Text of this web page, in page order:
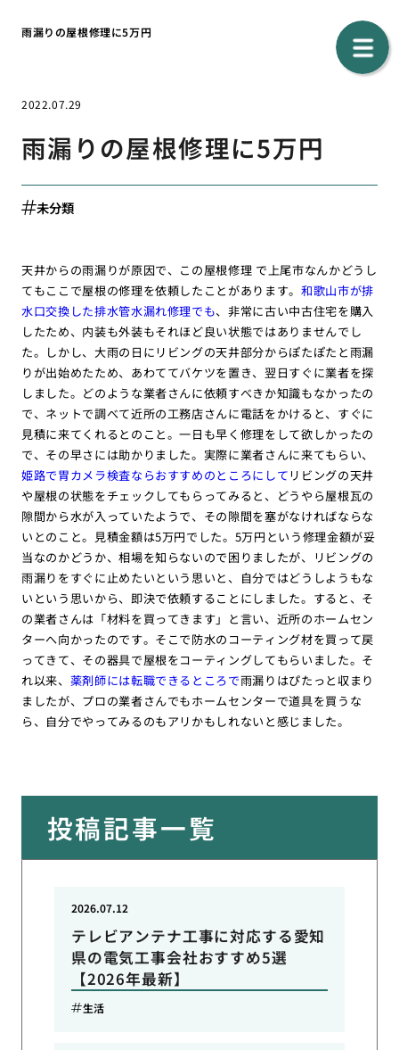
雨漏りの屋根修理に5万円
2022.07.29
雨漏りの屋根修理に5万円
未分類
天井からの雨漏りが原因で、この屋根修理 で上尾市なんかどうし
てもここで屋根の修理を依頼したことがあります。和歌山市が排
水口交換した排水管水漏れ修理でも、非常に古い中古住宅を購入
したため、内装も外装もそれほど良い状態ではありませんでし
た。しかし、大雨の日にリビングの天井部分からぽたぽたと雨漏
りが出始めたため、あわててバケツを置き、翌日すぐに業者を探
しました。どのような業者さんに依頼すべきか知識もなかったの
で、ネットで調べて近所の工務店さんに電話をかけると、すぐに
見積に来てくれるとのこと。一日も早く修理をして欲しかったの
で、その早さには助かりました。実際に業者さんに来てもらい、
姫路で胃カメラ検査ならおすすめのところにして リビングの天井
や屋根の状態をチェックしてもらってみると、どうやら屋根瓦の
隙間から水が入っていたようで、その隙間を塞がなければならな
いとのこと。見積金額は5万円でした。5万円という修理金額が妥
当なのかどうか、相場を知らないので困りましたが、リビングの
雨漏りをすぐに止めたいという思いと、自分ではどうしようもな
いという思いから、即決で依頼することにしました。すると、そ
の業者さんは「材料を買ってきます」と言い、近所のホームセン
ターへ向かったのです。そこで防水のコーティング材を買って戻
ってきて、その器具で屋根をコーティングしてもらいました。そ
れ以来、 薬剤師には転職できるところで雨漏りはぴたっと収まり
ましたが、プロの業者さんでもホームセンターで道具を買うな
ら、自分でやってみるのもアリかもしれないと感じました。
投稿記事一覧
テレビアンテナ工事に対応する愛知
県の電気工事会社おすすめ5選
【2026年最新】
2026.07.12
生活